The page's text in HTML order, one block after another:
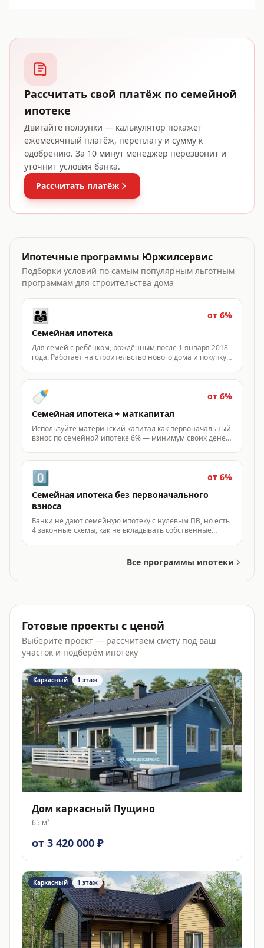
Рассчитать свой платёж по семейной
ипотеке
Двигайте ползунки — калькулятор покажет
ежемесячный платёж, переплату и сумму к
одобрению. За 10 минут менеджер перезвонит и
уточнит условия банка.
Рассчитать платёж
Ипотечные программы Юржилсервис
Подборки условий по самым популярным льготным
программам для строительства дома
👨‍👩‍👧
от 6%
Семейная ипотека
Для семей с ребёнком, рождённым после 1 января 2018
года. Работает на строительство нового дома и покупку
🍼
от 6%
Семейная ипотека + маткапитал
Используйте материнский капитал как первоначальный
взнос по семейной ипотеке 6% — минимум своих денег
0️⃣
от 6%
Семейная ипотека без первоначального
взноса
Банки не дают семейную ипотеку с нулевым ПВ, но есть
4 законные схемы, как не вкладывать собственные
Все программы ипотеки
Готовые проекты с ценой
Выберите проект — рассчитаем смету под ваш
участок и подберём ипотеку
Каркасный 1 этаж
Дом каркасный Пущино
65 м²
от 3 420 000 ₽
Каркасный 1 этаж